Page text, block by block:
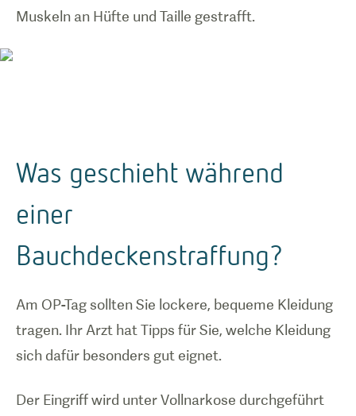
Muskeln an Hüfte und Taille gestrafft.
Was geschieht während
einer
Bauchdeckenstraffung?
Am OP-Tag sollten Sie lockere, bequeme Kleidung
tragen. Ihr Arzt hat Tipps für Sie, welche Kleidung
sich dafür besonders gut eignet.
Der Eingriff wird unter Vollnarkose durchgeführt